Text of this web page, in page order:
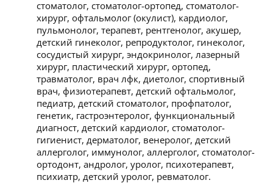
стоматолог, стоматолог-ортопед, стоматолог-
хирург, офтальмолог (окулист), кардиолог,
пульмонолог, терапевт, рентгенолог, акушер,
детский гинеколог, репродуктолог, гинеколог,
сосудистый хирург, эндокринолог, лазерный
хирург, пластический хирург, ортопед,
травматолог, врач лфк, диетолог, спортивный
врач, физиотерапевт, детский офтальмолог,
педиатр, детский стоматолог, профпатолог,
генетик, гастроэнтеролог, функциональный
диагност, детский кардиолог, стоматолог-
гигиенист, дерматолог, венеролог, детский
аллерголог, иммунолог, аллерголог, стоматолог-
ортодонт, андролог, уролог, психотерапевт,
психиатр, детский уролог, ревматолог.